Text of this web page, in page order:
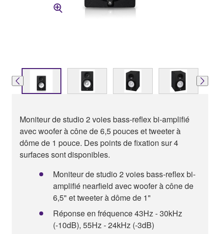
Moniteur de studio 2 voies bass-reflex bi-amplifié
avec woofer à cône de 6,5 pouces et tweeter à
dôme de 1 pouce. Des points de fixation sur 4
surfaces sont disponibles.
Moniteur de studio 2 voies bass-reflex bi-
amplifié nearfield avec woofer à cône de
6,5" et tweeter à dôme de 1"
Réponse en fréquence 43Hz - 30kHz
(-10dB), 55Hz - 24kHz (-3dB)